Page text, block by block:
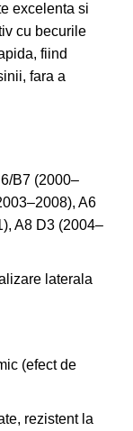
excelenta si
cu becurile
fiind
fara a
B7 (2000–
A6
A8 D3 (2004–
laterala
(efect de
rezistent la